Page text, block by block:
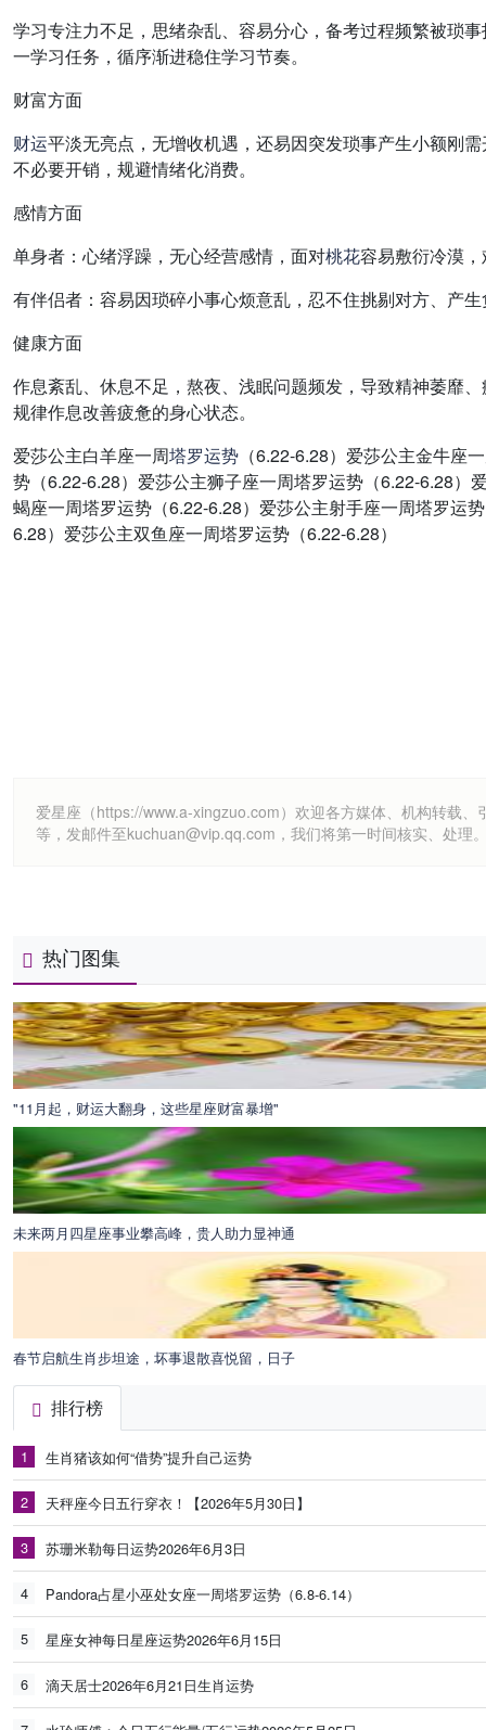
学习专注力不足，思绪杂乱、容易分心，备考过程频繁被琐
一学习任务，循序渐进稳住学习节奏。
财富方面
财运平淡无亮点，无增收机遇，还易因突发琐事产生小额刚
不必要开销，规避情绪化消费。
感情方面
单身者：心绪浮躁，无心经营感情，面对桃花容易敷衍冷漠
有伴侣者：容易因琐碎小事心烦意乱，忍不住挑剔对方、产
健康方面
作息紊乱、休息不足，熬夜、浅眠问题频发，导致精神萎靡
规律作息改善疲惫的身心状态。
爱莎公主白羊座一周塔罗运势 （6.22-6.28）爱莎公主金牛座
势（6.22-6.28）爱莎公主狮子座一周塔罗运势（6.22-6.28
蝎座一周塔罗运势（6.22-6.28）爱莎公主射手座一周塔罗运
6.28）爱莎公主双鱼座一周塔罗运势（6.22-6.28）
爱星座（https://www.a-xingzuo.com）欢迎各方媒体、机构转载
等，发邮件至kuchuan@vip.qq.com，我们将第一时间核实、处理
热门图集
"11月起，财运大翻身，这些星座财富暴增"
未来两月四星座事业攀高峰，贵人助力显神通
春节启航生肖步坦途，坏事退散喜悦留，日子
排行榜
1 生肖猪该如何“借势”提升自己运势
2 天秤座今日五行穿衣！【2026年5月30日】
3 苏珊米勒每日运势2026年6月3日
4 Pandora占星小巫处女座一周塔罗运势（6.8-6.14）
5 星座女神每日星座运势2026年6月15日
6 滴天居士2026年6月21日生肖运势